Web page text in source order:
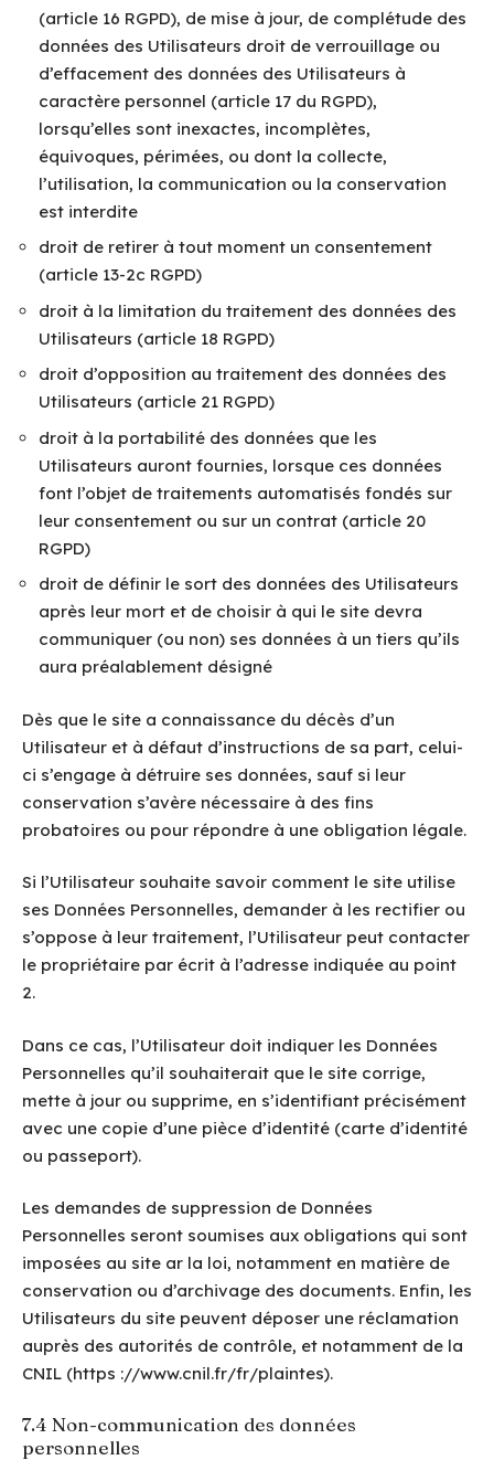
(article 16 RGPD), de mise à jour, de complétude des
données des Utilisateurs droit de verrouillage ou
d’effacement des données des Utilisateurs à
caractère personnel (article 17 du RGPD),
lorsqu’elles sont inexactes, incomplètes,
équivoques, périmées, ou dont la collecte,
l’utilisation, la communication ou la conservation
est interdite
droit de retirer à tout moment un consentement
(article 13-2c RGPD)
droit à la limitation du traitement des données des
Utilisateurs (article 18 RGPD)
droit d’opposition au traitement des données des
Utilisateurs (article 21 RGPD)
droit à la portabilité des données que les
Utilisateurs auront fournies, lorsque ces données
font l’objet de traitements automatisés fondés sur
leur consentement ou sur un contrat (article 20
RGPD)
droit de définir le sort des données des Utilisateurs
après leur mort et de choisir à qui le site devra
communiquer (ou non) ses données à un tiers qu’ils
aura préalablement désigné
Dès que le site a connaissance du décès d’un
Utilisateur et à défaut d’instructions de sa part, celui-
ci s’engage à détruire ses données, sauf si leur
conservation s’avère nécessaire à des fins
probatoires ou pour répondre à une obligation légale.
Si l’Utilisateur souhaite savoir comment le site utilise
ses Données Personnelles, demander à les rectifier ou
s’oppose à leur traitement, l’Utilisateur peut contacter
le propriétaire par écrit à l’adresse indiquée au point
2.
Dans ce cas, l’Utilisateur doit indiquer les Données
Personnelles qu’il souhaiterait que le site corrige,
mette à jour ou supprime, en s’identifiant précisément
avec une copie d’une pièce d’identité (carte d’identité
ou passeport).
Les demandes de suppression de Données
Personnelles seront soumises aux obligations qui sont
imposées au site ar la loi, notamment en matière de
conservation ou d’archivage des documents. Enfin, les
Utilisateurs du site peuvent déposer une réclamation
auprès des autorités de contrôle, et notamment de la
CNIL (https ://www.cnil.fr/fr/plaintes).
7.4 Non-communication des données
personnelles